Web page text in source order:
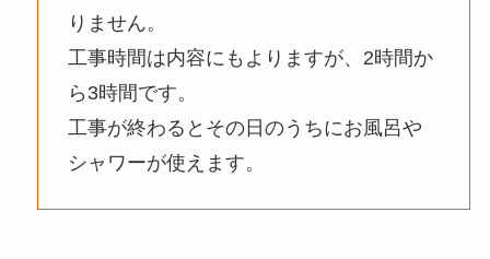
りません。
工事時間は内容にもよりますが、2時間か
ら3時間です。
工事が終わるとその日のうちにお風呂や
シャワーが使えます。